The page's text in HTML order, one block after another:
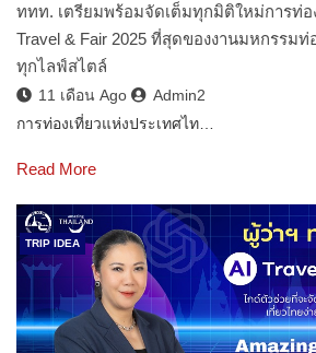
ททท. เตรียมพร้อมจัดเต็มทุกมิติใหม่การท่อ
Travel & Fair 2025 ที่สุดของงานมหกรรม
ทุกไลฟ์สไตล์
11 เดือน Ago
Admin2
การท่องเที่ยวแห่งประเทศไท…
Read More
TRIP IDEA